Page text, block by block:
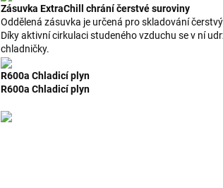
Zásuvka ExtraChill chrání čerstvé suroviny
Oddělená zásuvka je určená pro skladování
Díky aktivní cirkulaci studeného vzduchu se v ní
chladničky.
R600a Chladicí plyn
R600a Chladicí plyn